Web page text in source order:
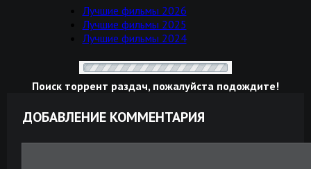
Лучшие фильмы 2026
Лучшие фильмы 2025
Лучшие фильмы 2024
Поиск торрент раздач, пожалуйста подождите!
ДОБАВЛЕНИЕ КОММЕНТАРИЯ